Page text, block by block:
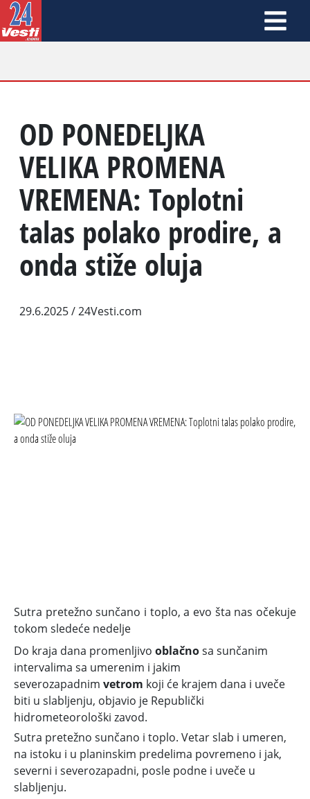
OD PONEDELJKA
VELIKA PROMENA
VREMENA: Toplotni
talas polako prodire, a
onda stiže oluja
29.6.2025/ 24Vesti.com
Sutra pretežno sunčano i toplo, a evo šta nas očekuje
tokom sledeće nedelje
Do kraja dana promenljivo oblačnosa sunčanim
intervalima sa umerenim i jakim
severozapadnim vetrom koji će krajem dana i uveče
biti u slabljenju, objavio je Republički
hidrometeorološki zavod.
Sutra pretežno sunčano i toplo. Vetar slab i umeren,
na istoku i u planinskim predelima povremeno i jak,
severni i severozapadni, posle podne i uveče u
slabljenju.